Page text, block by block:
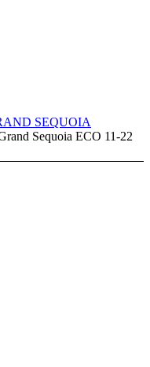
SEQUOIA
Sequoia ECO 11-22